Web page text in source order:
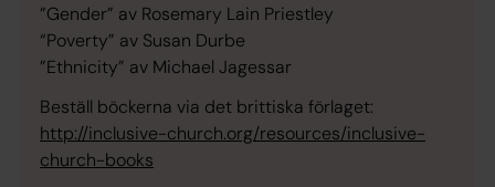
”Gender” av Rosemary Lain Priestley
“Poverty” av Susan Durbe
”Ethnicity” av Michael Jagessar
Beställ böckerna via det brittiska förlaget:
http://inclusive-church.org/resources/inclusive-
church-books